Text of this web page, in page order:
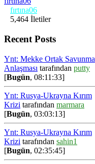
fırtına06
5,464 İletiler
Recent Posts
Ynt: Mekke Ortak Savunma
Anlaşması tarafından putty
[Bugün, 08:11:33]
Ynt: Rusya-Ukrayna Kırım
Krizi tarafından marmara
[Bugün, 03:03:13]
Ynt: Rusya-Ukrayna Kırım
Krizi tarafından sahin1
[Bugün, 02:35:45]